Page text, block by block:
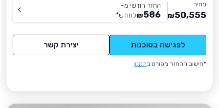
מחיר
50,555
₪
החזר חודשי מ-
586
₪לחודש*
לפגישה בסוכנות יצירת קשר
*חישוב ההחזר מפורט בתקנון